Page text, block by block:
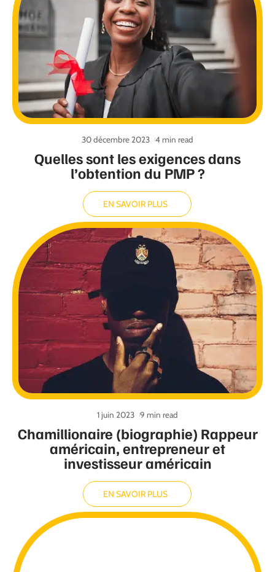
Quelles sont les exigences dans
l’obtention du PMP ?
30 décembre 2023 4 min read
EN SAVOIR PLUS
Chamillionaire (biographie) Rappeur
américain, entrepreneur et
investisseur américain
1 juin 2023 9 min read
EN SAVOIR PLUS